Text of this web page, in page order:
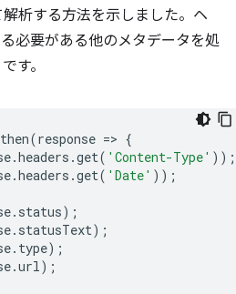
析する方法を示しました。ヘ
必要がある他のメタデータを処
す。
then(response => {
.headers .get( 'Content-Type' ));
.headers .get( 'Date' ));
. status);
. statusText);
. type);
.url);